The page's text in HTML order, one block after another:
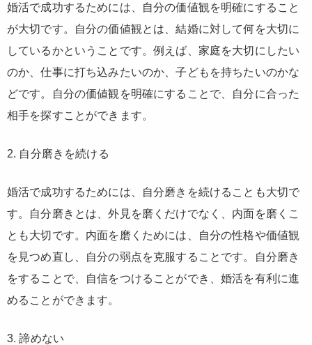
婚活で成功するためには、自分の価値観を明確にすること
が大切です。自分の価値観とは、結婚に対して何を大切に
しているかということです。例えば、家庭を大切にしたい
のか、仕事に打ち込みたいのか、子どもを持ちたいのかな
どです。自分の価値観を明確にすることで、自分に合った
相手を探すことができます。
2. 自分磨きを続ける
婚活で成功するためには、自分磨きを続けることも大切で
す。自分磨きとは、外見を磨くだけでなく、内面を磨くこ
とも大切です。内面を磨くためには、自分の性格や価値観
を見つめ直し、自分の弱点を克服することです。自分磨き
をすることで、自信をつけることができ、婚活を有利に進
めることができます。
3. 諦めない